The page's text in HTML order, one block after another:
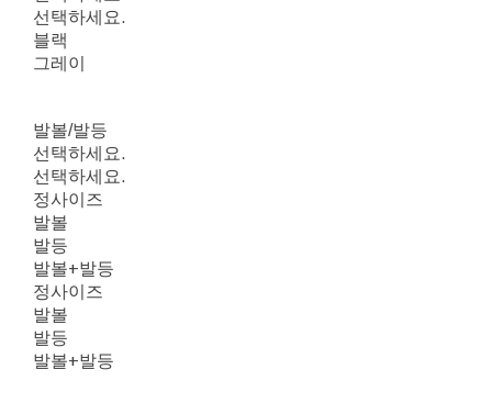
선택하세요.
블랙
그레이
발볼/발등
선택하세요.
선택하세요.
정사이즈
발볼
발등
발볼+발등
정사이즈
발볼
발등
발볼+발등